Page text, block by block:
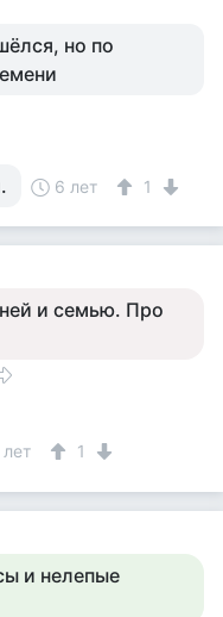
но по
6 лет 1
и семью. Про
1
и нелепые